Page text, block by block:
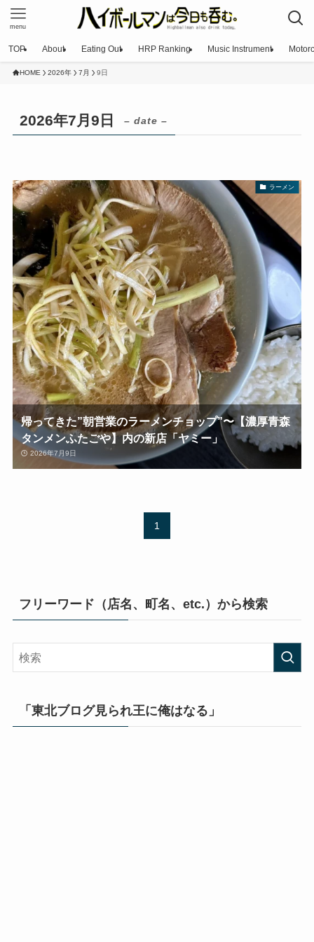
menu
TOP About Eating Out HRP Ranking Music Instrument
HOME 2026年 7月 9日
2026年7月9日 – date –
ラーメン
帰ってきた”朝営業のラーメンチョップ”〜【濃厚青森
タンメンふたごや】内の新店「ヤミー」
2026年7月9日
1
フリーワード（店名、町名、etc.）から検索
「東北ブログ見られ王に俺はなる」